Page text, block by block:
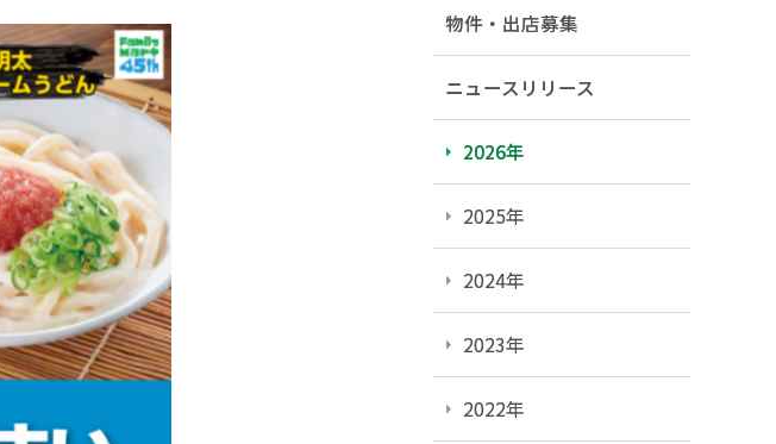
物件・出店募集
ニュースリリース
2026年
2025年
2024年
2023年
2022年